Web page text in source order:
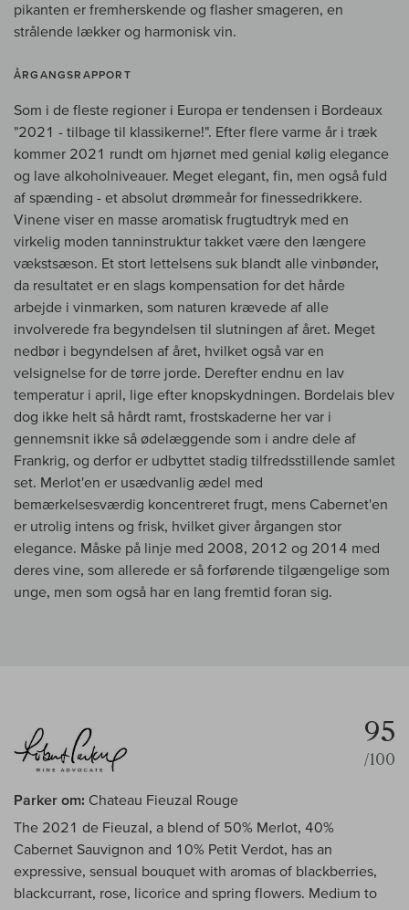
pikanten er fremherskende og flasher smageren, en
strålende lækker og harmonisk vin.
ÅRGANGSRAPPORT
Som i de fleste regioner i Europa er tendensen i Bordeaux
"2021 - tilbage til klassikerne!". Efter flere varme år i træk
kommer 2021 rundt om hjørnet med genial kølig elegance
og lave alkoholniveauer. Meget elegant, fin, men også fuld
af spænding - et absolut drømmeår for finessedrikkere.
Vinene viser en masse aromatisk frugtudtryk med en
virkelig moden tanninstruktur takket være den længere
vækstsæson. Et stort lettelsens suk blandt alle vinbønder,
da resultatet er en slags kompensation for det hårde
arbejde i vinmarken, som naturen krævede af alle
involverede fra begyndelsen til slutningen af året. Meget
nedbør i begyndelsen af året, hvilket også var en
velsignelse for de tørre jorde. Derefter endnu en lav
temperatur i april, lige efter knopskydningen. Bordelais blev
dog ikke helt så hårdt ramt, frostskaderne her var i
gennemsnit ikke så ødelæggende som i andre dele af
Frankrig, og derfor er udbyttet stadig tilfredsstillende samlet
set. Merlot'en er usædvanlig ædel med
bemærkelsesværdig koncentreret frugt, mens Cabernet'en
er utrolig intens og frisk, hvilket giver årgangen stor
elegance. Måske på linje med 2008, 2012 og 2014 med
deres vine, som allerede er så forførende tilgængelige som
unge, men som også har en lang fremtid foran sig.
95
/100
Parker om: Chateau Fieuzal Rouge
The 2021 de Fieuzal, a blend of 50% Merlot, 40%
Cabernet Sauvignon and 10% Petit Verdot, has an
expressive, sensual bouquet with aromas of blackberries,
blackcurrant, rose, licorice and spring flowers. Medium to